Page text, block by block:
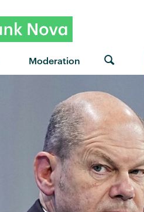
Moderation
von Superfood ·